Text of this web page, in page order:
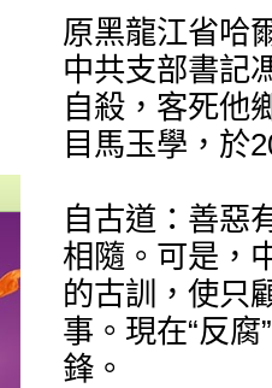
原黑龍江省哈
中共支部書記
自殺，客死他
目馬玉學，於
自古道：善惡
相隨。可是，
的古訓，使只
事。現在“反
鋒。